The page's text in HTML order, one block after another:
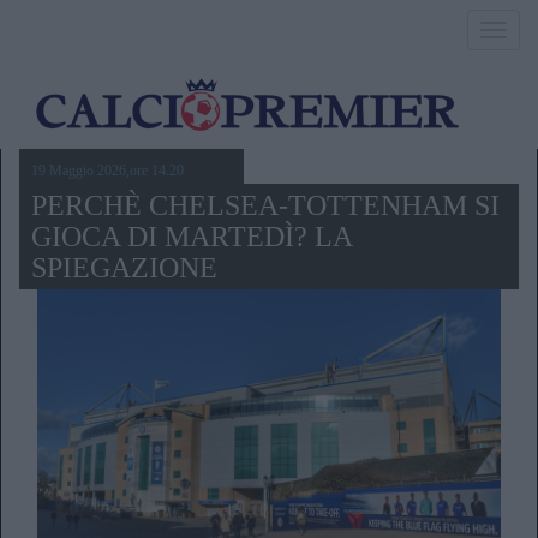
19 Maggio 2026,ore 14.20
PERCHÈ CHELSEA-TOTTENHAM SI
GIOCA DI MARTEDÌ? LA
SPIEGAZIONE